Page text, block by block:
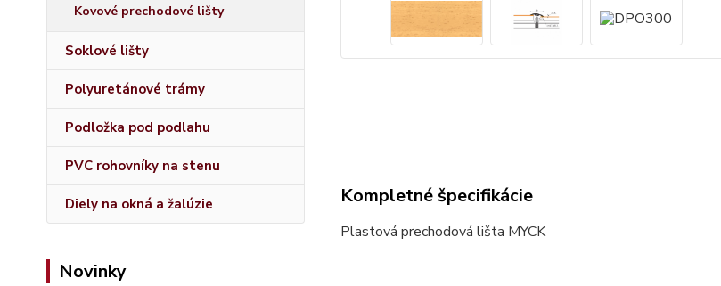
Kovové prechodové lišty
Soklové lišty
Polyuretánové trámy
Podložka pod podlahu
PVC rohovníky na stenu
Diely na okná a žalúzie
Novinky
Kompletné špecifikácie
Plastová prechodová lišta MYCK